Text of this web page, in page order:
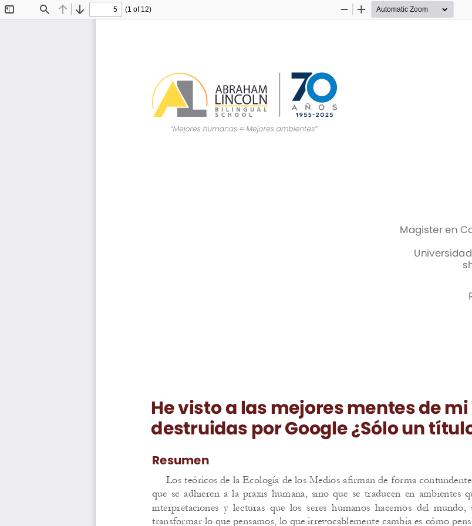
Find Previous
Next
(1 of 12)
Zoom
Zoom
He visto a las mejores mentes de
destruidas por Google ¿Sólo un
Magister en
Resumen
Los teóricos de la Ecología de los Medios afirman de forma
que se adhieren a la praxis humana, sino que se traducen en ambientes
interpretaciones y lecturas que los seres humanos hacemos del
transformar lo que pensamos, lo que irrevocablemente cambia es cómo